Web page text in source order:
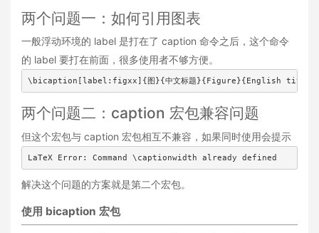
两个问题一：如何引用图表
一般浮动环境的 label 是打在了 caption 命令之后，这个命令
的 label 要打在前面，很多使用者不够方便。
\bicaption[label:figxx]{图}{中文标题}{Figure}{English title}
两个问题二：caption 宏包兼容问题
但这个宏包与 caption 宏包相互不兼容，如果同时使用会提示
LaTeX Error: Command \captionwidth already defined
解决这个问题的方案就是第二个宏包。
使用 bicaption 宏包